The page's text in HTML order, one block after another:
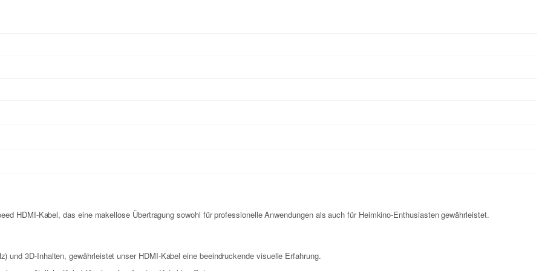
HDMI-Kabel, das eine makellose Übertragung sowohl für professionelle Anwendungen als auch für Heimkino-Enthusiasten gewährleistet.
und 3D-Inhalten, gewährleistet unser HDMI-Kabel eine beeindruckende visuelle Erfahrung.